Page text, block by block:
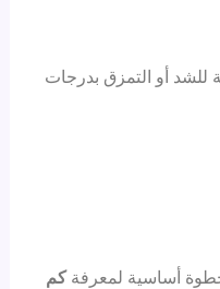
للشد أو التمزق بدرجات
خطوة أساسية لمعرفةكم